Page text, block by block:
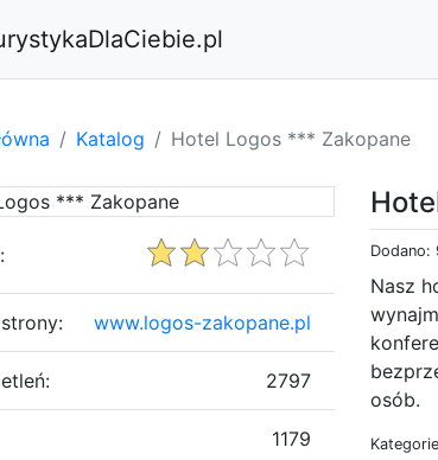
Katalog Hotel Logos *** Zakopane
Dodano:
Nasz
osób.
www.logos-zakopane.pl
2797
1179